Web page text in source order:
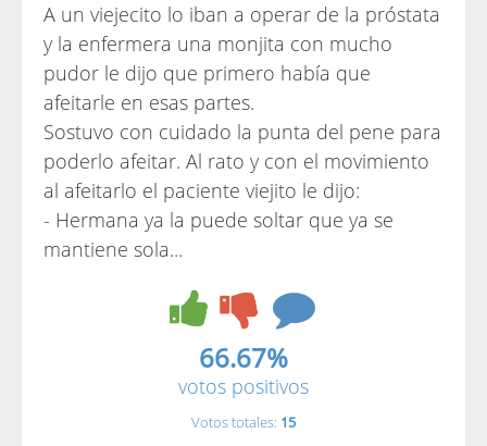
A un viejecito lo iban a operar de la próstata
y la enfermera una monjita con mucho
pudor le dijo que primero había que
afeitarle en esas partes.
Sostuvo con cuidado la punta del pene para
poderlo afeitar. Al rato y con el movimiento
al afeitarlo el paciente viejito le dijo:
- Hermana ya la puede soltar que ya se
mantiene sola...
66.67%
votos positivos
Votos totales: 15